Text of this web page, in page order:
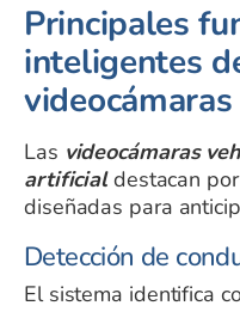
Principales
inteligentes
Las videocámaras
artificialdestacan
diseñadas para
Detección de
El sistema identifica